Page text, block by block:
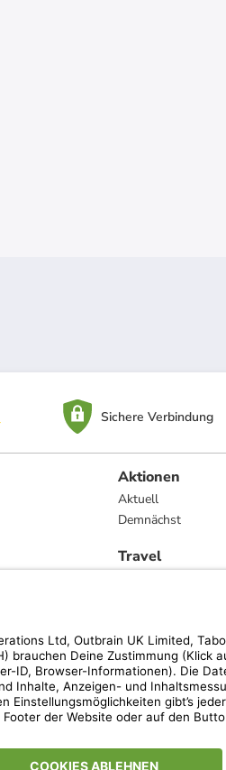
Sichere Verbindung
Aktionen
Aktuell
Demnächst
Travel
beziehen sich auf den Streichpreis.
findest Du unterwww.limango.de/einladen